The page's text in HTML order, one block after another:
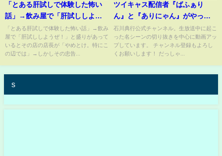
「とある肝試しで体験した怖い
話」→飲み屋で「肝試ししよう
ぜ！」と盛りがあっているとそ
の店の店長が「やめとけ。特に
この辺では」→しかしその忠告
と・・・【ゾッとするアニメ】
「とある肝試しで体験した怖い話」→飲み
屋で「肝試ししようぜ！」と盛りがあって
いるとその店の店長が「やめとけ。特にこ
の辺では」→しかしその忠告...
ツイキャス配信者『ばふぁり
ん』と『ありにゃん』がやって
きた【石川典行】
石川典行公式チャンネル。生放送中に起こ
った名シーンの切り抜きを中心に動画アッ
プしています。 チャンネル登録もよろし
くお願いします！ だっしゃ...
s